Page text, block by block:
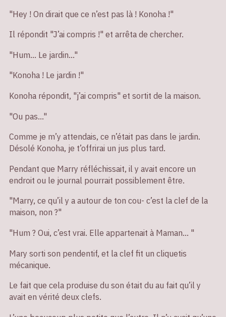
"Hey ! On dirait que ce n’est pas là ! Konoha !"
Il répondit "J’ai compris !" et arrêta de chercher.
"Hum… Le jardin…"
"Konoha ! Le jardin !"
Konoha répondit, "j’ai compris" et sortit de la maison.
"Ou pas…"
Comme je m’y attendais, ce n’était pas dans le jardin.
Désolé Konoha, je t’offrirai un jus plus tard.
Pendant que Marry réfléchissait, il y avait encore un
endroit ou le journal pourrait possiblement être.
"Marry, ce qu’il y a autour de ton cou- c’est la clef de la
maison, non ?"
"Hum ? Oui, c’est vrai. Elle appartenait à Maman… "
Mary sorti son pendentif, et la clef fit un cliquetis
mécanique.
Le fait que cela produise du son était du au fait qu’il y
avait en vérité deux clefs.